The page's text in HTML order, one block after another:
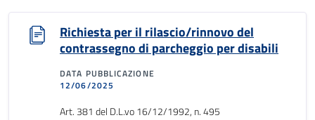
Richiesta per il rilascio/rinnovo del
contrassegno di parcheggio per disabili
DATA PUBBLICAZIONE
12/06/2025
Art. 381 del D.L.vo 16/12/1992, n. 495